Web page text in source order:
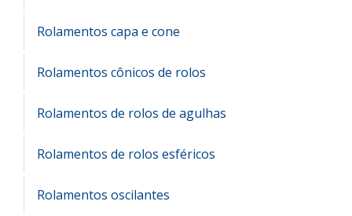
Rolamentos capa e cone
Rolamentos cônicos de rolos
Rolamentos de rolos de agulhas
Rolamentos de rolos esféricos
Rolamentos oscilantes